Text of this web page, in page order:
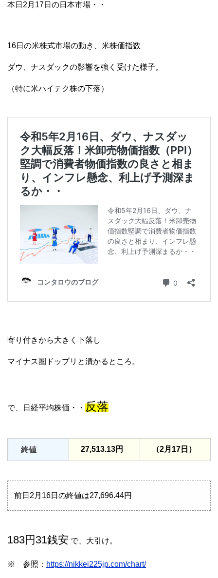
本日2月17日の日本市場・・
16日の米株式市場の動き、米株価指数
ダウ、ナスダックの影響を強く受けた様子。
（特に米ハイテク株の下落）
寄り付きから大きく下落し
マイナス圏ドップリと漬かるところ。
で、日経平均株価・・ 反落
終値 27,513.13円 （2月17日）
前日2月16日の終値は27,696.44円
183円31銭安 で、大引け。
※ 参照： https://nikkei225jp.com/chart/